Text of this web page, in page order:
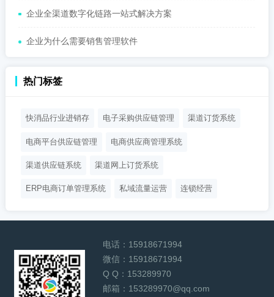
企业全渠道数字化链路一站式解决方案
企业为什么需要销售管理软件
热门标签
快消品行业进销存 电子采购供应链管理 渠道订货系统
电商平台供应链管理 电商供应商管理系统
渠道供应链系统 渠道网上订货系统
ERP电商订单管理系统 私域流量运营 连锁经营
电话： 15918671994
微信： 15918671994
Q Q： 153289970
邮箱： 153289970@qq.com